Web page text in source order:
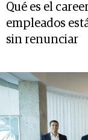
Qué es el
empleados
sin renunciar